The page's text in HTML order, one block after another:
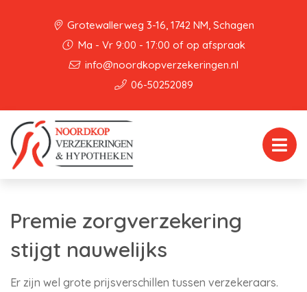
Grotewallerweg 3-16, 1742 NM, Schagen
Ma - Vr 9:00 - 17:00 of op afspraak
info@noordkopverzekeringen.nl
06-50252089
Premie zorgverzekering
stijgt nauwelijks
Er zijn wel grote prijsverschillen tussen verzekeraars.